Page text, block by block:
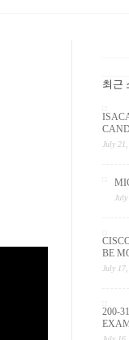
최근
July
BE
July
200-